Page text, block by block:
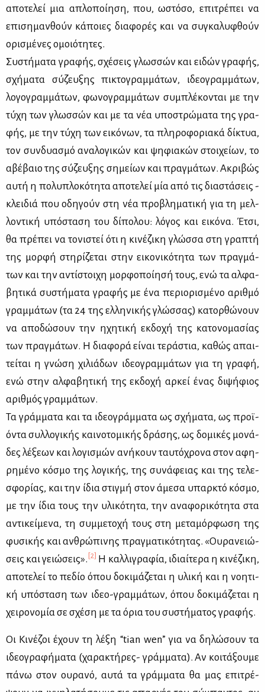
απο­τε­λεί μια απλο­ποί­η­ση, που, ωστό­σο, επι­τρέ­πει να
επι­ση­μαν­θούν κά­ποιες δια­φο­ρές και να συ­γκα­λυ­φθούν
ορι­σμέ­νες ομοιό­τη­τες.
Συ­στή­μα­τα γρα­φής, σχέ­σεις γλωσ­σών και ει­δών γρα­φής,
σχή­μα­τα σύ­ζευ­ξης πι­κτο­γραμ­μά­των, ιδε­ο­γραμ­μά­των,
λο­γο­γραμ­μά­των, φω­νο­γραμ­μά­των συ­μπλέ­κο­νται με την
τύ­χη των γλωσ­σών και με τα νέα υπο­στρώ­μα­τα της γρα­
φής, με την τύ­χη των ει­κό­νων, τα πλη­ρο­φο­ρια­κά δί­κτυα,
τον συν­δυα­σμό ανα­λο­γι­κών και ψη­φια­κών στοι­χεί­ων, το
αβέ­βαιο της σύ­ζευ­ξης ση­μεί­ων και πραγ­μά­των. Ακρι­βώς
αυ­τή η πο­λυ­πλο­κό­τη­τα απο­τε­λεί μία από τις δια­στά­σεις -
κλει­διά που οδη­γούν στη νέα προ­βλη­μα­τι­κή για τη μελ­
λο­ντι­κή υπό­στα­ση του δί­πο­λου: λό­γος και ει­κό­να. Έτσι,
θα πρέ­πει να το­νι­στεί ότι η κι­νέ­ζι­κη γλώσ­σα στη γρα­πτή
της μορ­φή στη­ρί­ζε­ται στην ει­κο­νι­κό­τη­τα των πραγ­μά­
των και την αντί­στοι­χη μορ­φο­ποί­η­σή τους, ενώ τα αλ­φα­
βη­τι­κά συ­στή­μα­τα γρα­φής με ένα πε­ριο­ρι­σμέ­νο αριθ­μό
γραμ­μά­των (τα 24 της ελ­λη­νι­κής γλώσ­σας) κα­τορ­θώ­νουν
να απο­δώ­σουν την ηχη­τι­κή εκ­δο­χή της κα­το­νο­μα­σί­ας
των πραγ­μά­των. Η δια­φο­ρά εί­ναι τε­ρά­στια, κα­θώς απαι­
τεί­ται η γνώ­ση χι­λιά­δων ιδε­ο­γραμ­μά­των για τη γρα­φή,
ενώ στην αλ­φα­βη­τι­κή της εκ­δο­χή αρ­κεί ένας δι­ψή­φιος
αριθ­μός γραμ­μά­των.
Τα γράμ­μα­τα και τα ιδε­ο­γράμ­μα­τα ως σχή­μα­τα, ως προ­ϊ­
ό­ντα συλ­λο­γι­κής και­νο­το­μι­κής δρά­σης, ως δο­μι­κές μο­νά­
δες λέ­ξε­ων και λο­γι­σμών ανή­κουν ταυ­τό­χρο­να στον αφη­
ρη­μέ­νο κό­σμο της λο­γι­κής, της συ­νά­φειας και της τε­λε­
σφο­ρί­ας, και την ίδια στιγ­μή στον άμε­σα υπαρ­κτό κό­σμο,
με την ίδια τους την υλι­κό­τη­τα, την ανα­φο­ρι­κό­τη­τα στα
αντι­κεί­με­να, τη συμ­με­το­χή τους στη με­τα­μόρ­φω­ση της
φυ­σι­κής και αν­θρώ­πι­νης πραγ­μα­τι­κό­τη­τας. «Ου­ρα­νειώ­
σεις και γειώ­σεις». [2] Η καλ­λι­γρα­φία, ιδιαί­τε­ρα η κι­νέ­ζι­κη,
απο­τε­λεί το πε­δίο όπου δο­κι­μά­ζε­ται η υλι­κή και η νοη­τι­
κή υπό­στα­ση των ιδεο-γραμ­μά­των, όπου δο­κι­μά­ζε­ται η
χει­ρο­νο­μία σε σχέ­ση με τα όρια του συ­στή­μα­τος γρα­φής.
Οι Κι­νέ­ζοι έχουν τη λέ­ξη “tian wen” για να δη­λώ­σουν τα
ιδε­ο­γρα­φή­μα­τα (χα­ρα­κτή­ρες- γράμ­μα­τα). Αν κοι­τά­ξου­με
πά­νω στον ου­ρα­νό, αυ­τά τα γράμ­μα­τα θα μας επι­τρέ­